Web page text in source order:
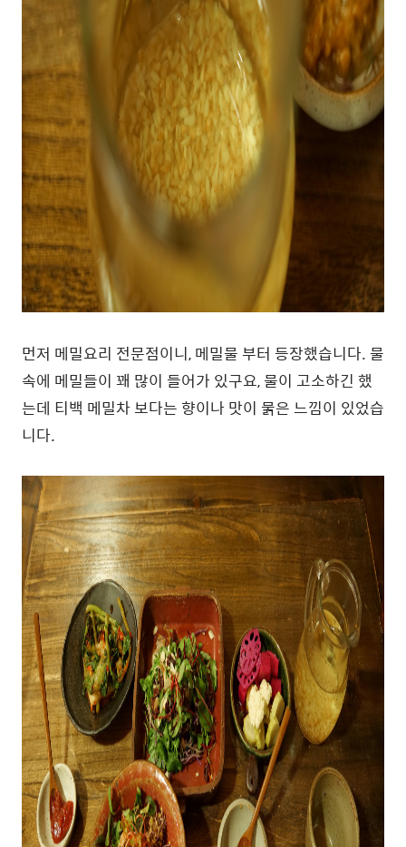
먼저 메밀요리 전문점이니, 메밀물 부터 등장했습니다. 물
속에 메밀들이 꽤 많이 들어가 있구요, 물이 고소하긴 했
는데 티백 메밀차 보다는 향이나 맛이 묽은 느낌이 있었습
니다.